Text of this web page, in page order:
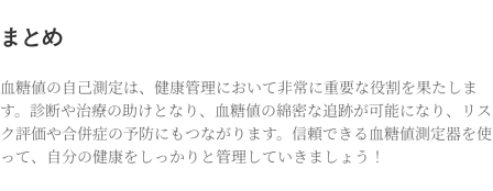
まとめ
血糖値の自己測定は、健康管理において非常に重要な役割を果たしま
す。診断や治療の助けとなり、血糖値の綿密な追跡が可能になり、リス
ク評価や合併症の予防にもつながります。信頼できる血糖値測定器を使
って、自分の健康をしっかりと管理していきましょう！